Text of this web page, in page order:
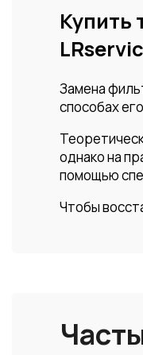
Купить
Замена
способах
однако на
помощью
Чтобы